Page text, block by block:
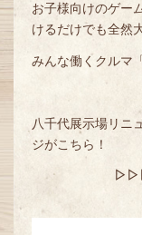
お子様向けのゲー
けるだけでも全然
みんな働くクルマ
八千代展示場リニ
ジがこちら！